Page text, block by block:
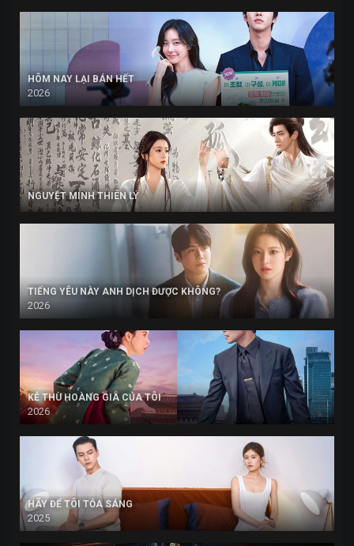
HÔM NAY LẠI BÁN HẾT
2026
NGUYỆT MINH THIÊN LÝ
TIẾNG YÊU NÀY ANH DỊCH ĐƯỢC KHÔNG?
2026
KẺ THÙ HOÀNG GIA CỦA TÔI
2026
HÃY ĐỂ TÔI TỎA SÁNG
2025